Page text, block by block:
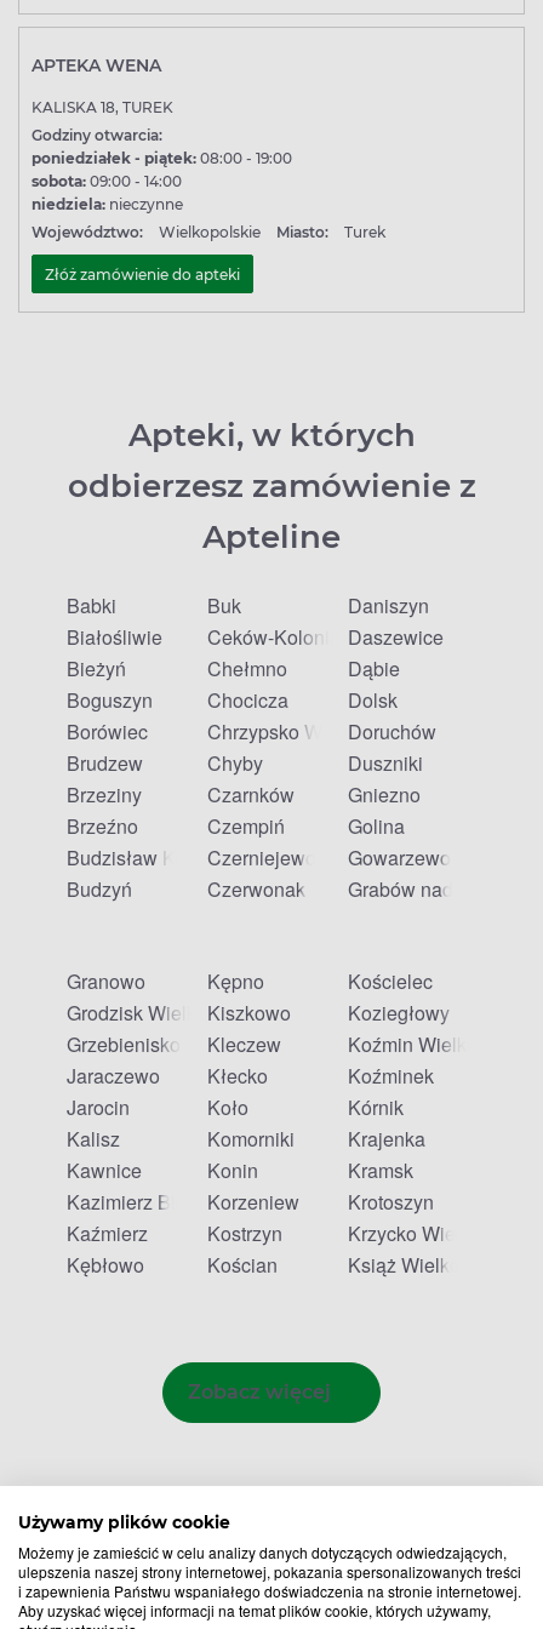
Używamy plików cookie
Możemy je zamieścić w celu analizy danych dotyczących odwiedzających,
ulepszenia naszej strony internetowej, pokazania spersonalizowanych treści
i zapewnienia Państwu wspaniałego doświadczenia na stronie internetowej.
Aby uzyskać więcej informacji na temat plików cookie, których używamy,
APTEKA WENA
KALISKA 18, TUREK
Godziny otwarcia:
poniedziałek - piątek: 08:00 - 19:00
sobota: 09:00 - 14:00
niedziela: nieczynne
Województwo:
Wielkopolskie Miasto: Turek
Złóż zamówienie do apteki
Apteki, w których
odbierzesz zamówienie z
Apteline
Babki
Białośliwie
Bieżyń
Boguszyn
Borówiec
Brudzew
Brzeziny
Brzeźno
Budzisław Kościelny
Budzyń
Buk
Ceków-Kolonia
Chełmno
Chocicza
Chrzypsko Wielkie
Chyby
Czarnków
Czempiń
Czerniejewo
Czerwonak
Daniszyn
Daszewice
Dąbie
Dolsk
Doruchów
Duszniki
Gniezno
Golina
Gowarzewo
Grabów nad Prosną
Granowo
Grodzisk Wielkopolski
Grzebienisko
Jaraczewo
Jarocin
Kalisz
Kawnice
Kazimierz Biskupi
Kaźmierz
Kębłowo
Kępno
Kiszkowo
Kleczew
Kłecko
Koło
Komorniki
Konin
Korzeniew
Kostrzyn
Kościan
Kościelec
Koziegłowy
Koźmin Wielkopolski
Koźminek
Kórnik
Krajenka
Kramsk
Krotoszyn
Krzycko Wielkie
Książ Wielkopolski
Zobacz więcej